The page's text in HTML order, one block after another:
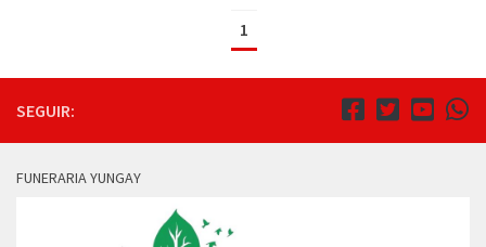
1
SEGUIR:
FUNERARIA YUNGAY